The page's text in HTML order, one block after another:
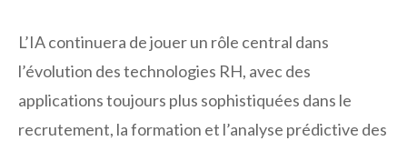
L’IA continuera de jouer un rôle central dans
l’évolution des technologies RH, avec des
applications toujours plus sophistiquées dans le
recrutement, la formation et l’analyse prédictive des